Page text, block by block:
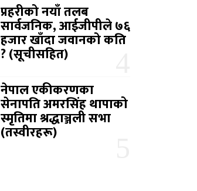
प्रहरीको नयाँ तलब
सार्वजनिक, आईजीपीले ७६
हजार खाँदा जवानको कति
? (सूचीसहित)
नेपाल एकीकरणका
सेनापति अमरसिंह थापाको
स्मृतिमा श्रद्धाञ्जली सभा
(तस्वीरहरू)